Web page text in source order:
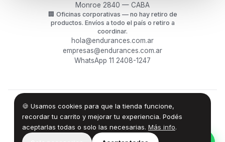
🍪 Usamos cookies para que la tienda funcione,
recordar tu carrito y mejorar tu experiencia. Podés
aceptarlas todas o solo las necesarias. Más info.
Monroe 2840 — CABA
🏢 Oficinas corporativas — no hay retiro de
productos. Envíos a todo el país o retiro a
coordinar.
hola@endurances.com.ar
empresas@endurances.com.ar
WhatsApp 11 2408-1247
© 2026Endurances Technology SA · CUIT 30-71861942-0
Términos·Privacidad ·Devoluciones
100% Design by — Endurances IT